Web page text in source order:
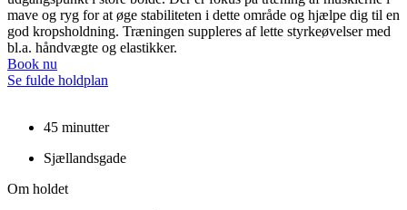
mave og ryg for at øge stabiliteten i dette område og hjælpe dig til en
god kropsholdning. Træningen suppleres af lette styrkeøvelser med
bl.a. håndvægte og elastikker.
Book nu
Se fulde holdplan
45 minutter
Sjællandsgade
Om holdet